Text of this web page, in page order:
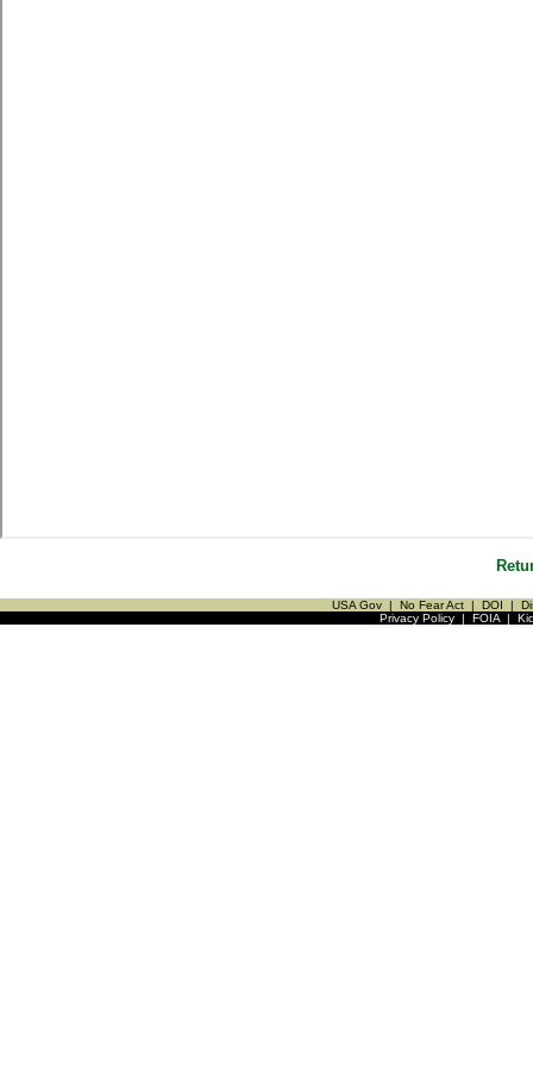
USA Gov | No Fear Act | DOI |
Privacy Policy| FOIA|